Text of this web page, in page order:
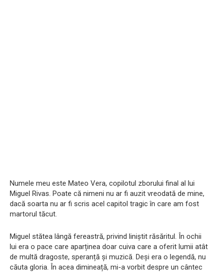
Numele meu este Mateo Vera, copilotul zborului final al lui
Miguel Rivas. Poate că nimeni nu ar fi auzit vreodată de mine,
dacă soarta nu ar fi scris acel capitol tragic în care am fost
martorul tăcut.​
Miguel stătea lângă fereastră, privind liniștit răsăritul. În ochii
lui era o pace care aparținea doar cuiva care a oferit lumii atât
de multă dragoste, speranță și muzică. Deși era o legendă, nu
căuta gloria. În acea dimineață, mi-a vorbit despre un cântec